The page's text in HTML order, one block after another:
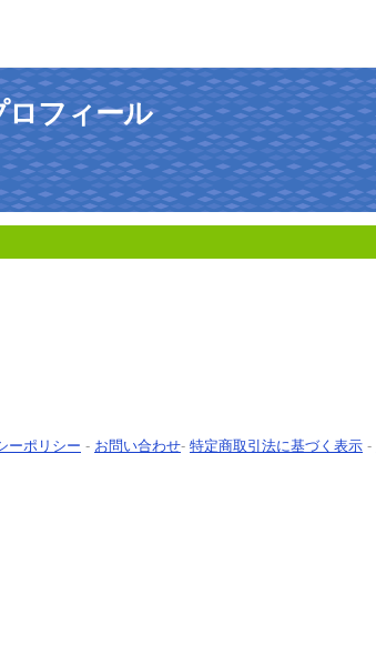
ロフィール
ーポリシー - お問い合わせ- 特定商取引法に基づく表示 -